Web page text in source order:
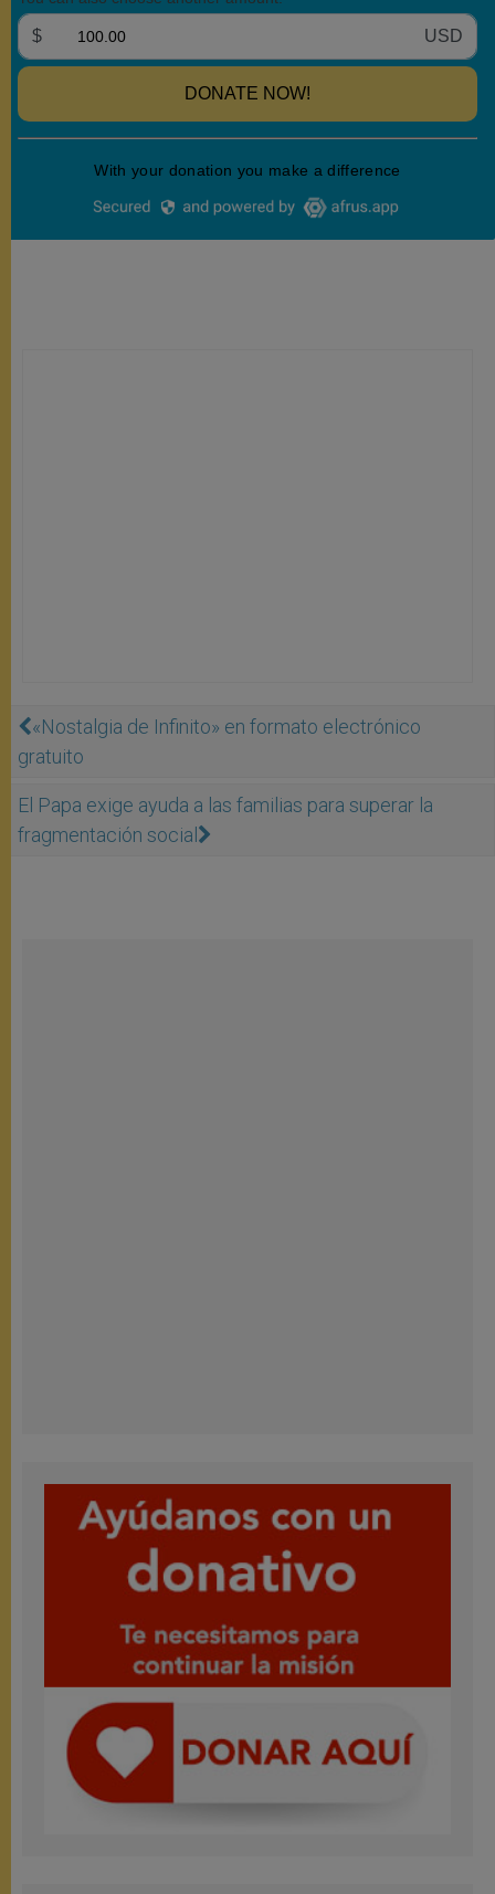
«Nostalgia de Infinito» en formato electrónico
gratuito
El Papa exige ayuda a las familias para superar la
fragmentación social